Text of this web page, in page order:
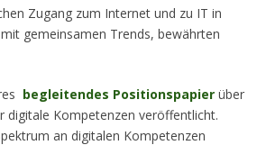
Zugang zum Internet und zu IT in
gemeinsamen Trends, bewährten
begleitendes Positionspapier über
digitale Kompetenzen veröffentlicht.
an digitalen Kompetenzen